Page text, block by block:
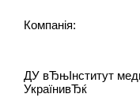
Компанія:
ДУ вЂњІнститут
УкраїнивЂќ